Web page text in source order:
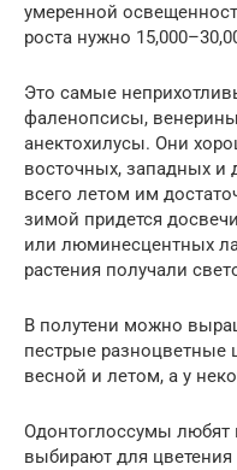
умеренной
роста нужно
Это самые
фаленопсисы,
анектохилусы. Они
восточных, западных и
всего летом им
зимой придется
или люминесцентных
растения получали
В полутени можно
пестрые разноцветные
весной и летом, а у
Одонтоглоссумы любят
выбирают для